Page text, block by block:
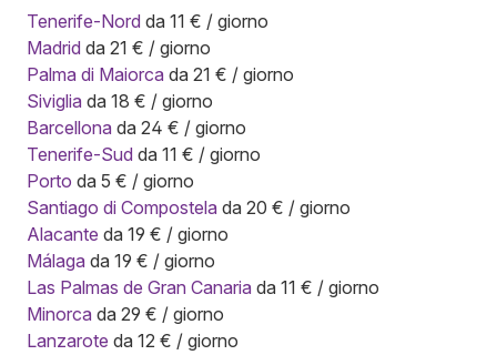
Tenerife-Nord da 11 € / giorno
Madrid da 21 € / giorno
Palma di Maiorca da 21 € / giorno
Siviglia da 18 € / giorno
Barcellona da 24 € / giorno
Tenerife-Sud da 11 € / giorno
Porto da 5 € / giorno
Santiago di Compostela da 20 € / giorno
Alacante da 19 € / giorno
Málaga da 19 € / giorno
Las Palmas de Gran Canaria da 11 € / giorno
Minorca da 29 € / giorno
Lanzarote da 12 € / giorno